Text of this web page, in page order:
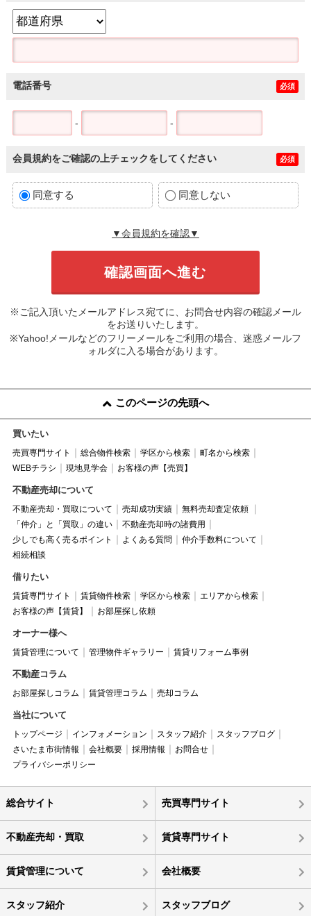
電話番号 必須
- -
会員規約をご確認の上チェックをしてください 必須
同意する 同意しない
▼会員規約を確認▼
※ご記入頂いたメールアドレス宛てに、お問合せ内容の確認メール
をお送りいたします。
※Yahoo!メールなどのフリーメールをご利用の場合、迷惑メールフ
ォルダに入る場合があります。
このページの先頭へ
買いたい
売買専門サイト 総合物件検索 学区から検索
町名から検索
WEBチラシ
現地見学会 お客様の声【売買】
不動産売却について
不動産売却・買取について 売却成功実績
無料売却査定依頼
「仲介」と「買取」の違い
不動産売却時の諸費用
少しでも高く売るポイント
よくある質問
仲介手数料について
相続相談
借りたい
賃貸専門サイト 賃貸物件検索 学区から検索
エリアから検索
お客様の声【賃貸】
お部屋探し依頼
オーナー様へ
賃貸管理について 管理物件ギャラリー 賃貸リフォーム事例
不動産コラム
お部屋探しコラム 賃貸管理コラム 売却コラム
当社について
トップページ インフォメーション スタッフ紹介
スタッフブログ
さいたま市街情報
会社概要 採用情報
お問合せ
プライバシーポリシー
総合サイト 売買専門サイト
不動産売却・買取 賃貸専門サイト
賃貸管理について 会社概要
スタッフ紹介 スタッフブログ